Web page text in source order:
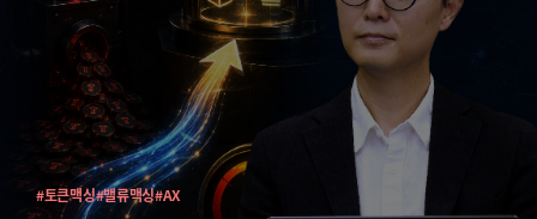
#토큰맥싱#밸류맥싱#AX